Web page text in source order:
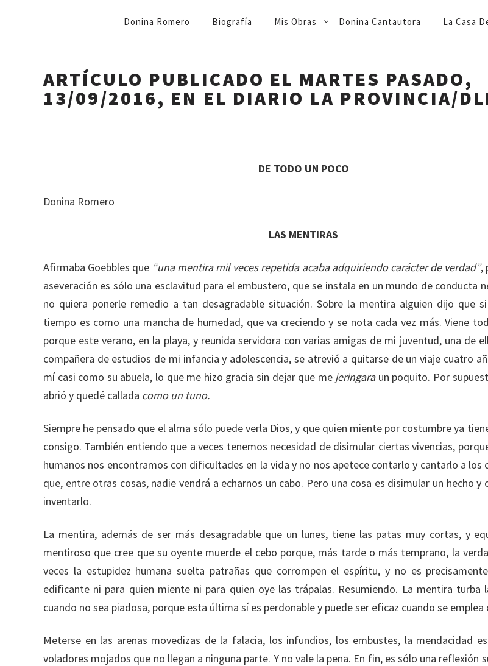
NAVEGACIÓN
Donina Romero Biografía Mis Obras Donina Cantautora La Casa
ARTÍCULO PUBLICADO EL MARTES PASADO,
13/09/2016, EN EL DIARIO LA PROVINCIA/
DE TODO UN POCO
Donina Romero
LAS MENTIRAS
Afirmaba Goebbles que “una mentira mil veces repetida acaba adquiriendo carácter de verdad”,
aseveración es sólo una esclavitud para el embustero, que se instala en un mundo de conducta
no quiera ponerle remedio a tan desagradable situación. Sobre la mentira alguien dijo que
tiempo es como una mancha de humedad, que va creciendo y se nota cada vez más. Viene
porque este verano, en la playa, y reunida servidora con varias amigas de mi juventud, una de
compañera de estudios de mi infancia y adolescencia, se atrevió a quitarse de un viaje cuatro
mí casi como su abuela, lo que me hizo gracia sin dejar que me jeringaraun poquito. Por
abrió y quedé callada como un tuno.
Siempre he pensado que el alma sólo puede verla Dios, y que quien miente por costumbre ya
consigo. También entiendo que a veces tenemos necesidad de disimular ciertas vivencias,
humanos nos encontramos con dificultades en la vida y no nos apetece contarlo y cantarlo a los
que, entre otras cosas, nadie vendrá a echarnos un cabo. Pero una cosa es disimular un hecho
inventarlo.
La mentira, además de ser más desagradable que un lunes, tiene las patas muy cortas, y
mentiroso que cree que su oyente muerde el cebo porque, más tarde o más temprano, la
veces la estupidez humana suelta patrañas que corrompen el espíritu, y no es
edificante ni para quien miente ni para quien oye las trápalas. Resumiendo. La mentira turba
cuando no sea piadosa, porque esta última sí es perdonable y puede ser eficaz cuando se emplea
Meterse en las arenas movedizas de la falacia, los infundios, los embustes, la mendacidad
voladores mojados que no llegan a ninguna parte. Y no vale la pena. En fin, es sólo una reflexión